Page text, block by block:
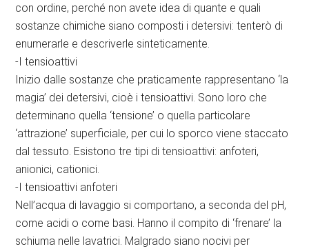
con ordine, perché non avete idea di quante e quali
sostanze chimiche siano composti i detersivi: tenterò di
enumerarle e descriverle sinteticamente.
-I tensioattivi
Inizio dalle sostanze che praticamente rappresentano ‘la
magia’ dei detersivi, cioè i tensioattivi. Sono loro che
determinano quella ‘tensione’ o quella particolare
‘attrazione’ superficiale, per cui lo sporco viene staccato
dal tessuto. Esistono tre tipi di tensioattivi: anfoteri,
anionici, cationici.
-I tensioattivi anfoteri
Nell’acqua di lavaggio si comportano, a seconda del pH,
come acidi o come basi. Hanno il compito di ‘frenare’ la
schiuma nelle lavatrici. Malgrado siano nocivi per